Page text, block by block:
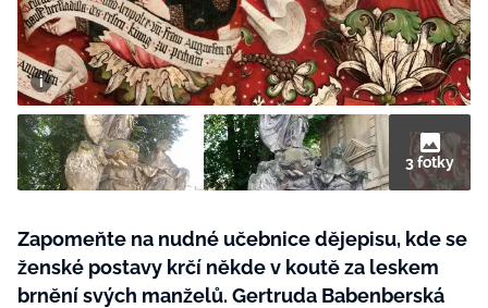
Tvoření
Rady a tipy
BurdaMedia
Extra
SVĚT ŽENY - 599 KČ
ROČNÍ PŘEDPLATNÉ SVĚT ŽENY +
SADA PRODUKTŮ MANA (10 ks)
3 fotky
Zapomeňte na nudné učebnice dějepisu, kde se
ženské postavy krčí někde v koutě za leskem
brnění svých manželů. Gertruda Babenberská